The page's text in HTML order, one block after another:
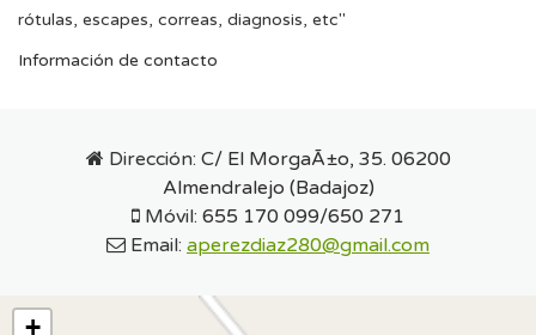
rótulas, escapes, correas, diagnosis, etc"
Información de contacto
Dirección: C/ El MorgaÃ±o, 35. 06200
Almendralejo (Badajoz)
Móvil: 655 170 099/650 271
Email: aperezdiaz280@gmail.com
+